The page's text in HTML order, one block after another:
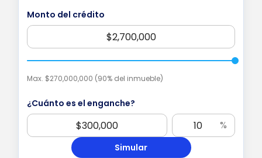
Monto del crédito
Max. $270,000,000 (90% del inmueble)
¿Cuánto es el enganche?
%
Simular